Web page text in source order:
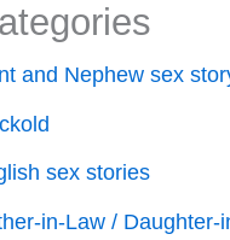
and Nephew sex
sex stories
in-Law / Daughter-